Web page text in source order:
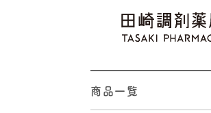
商品一覧